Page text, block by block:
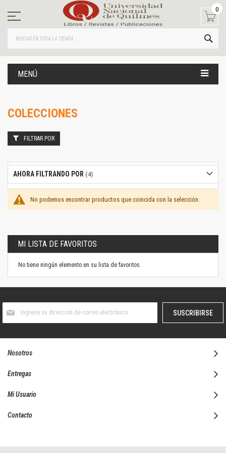
contenido
0
MENÚ
COLECCIONES
No podemos encontrar productos que coincida con la selección.
FILTRAR POR
AHORA FILTRANDO POR
MI LISTA DE FAVORITOS
No tiene ningún elemento en su lista de favoritos.
boletín
SUSCRIBIRSE
Nosotros
Entregas
Mi Usuario
Contacto